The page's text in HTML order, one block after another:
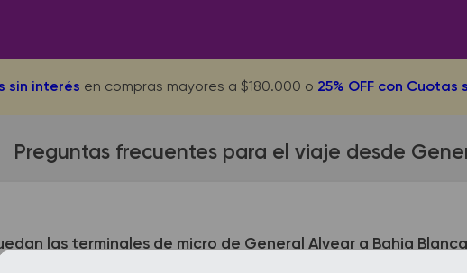
sin interés en compras mayores a $180.000 o 25% OFF con Cuotas
Preguntas frecuentes para el viaje desde
las terminales de micro de General Alvear a Bahia